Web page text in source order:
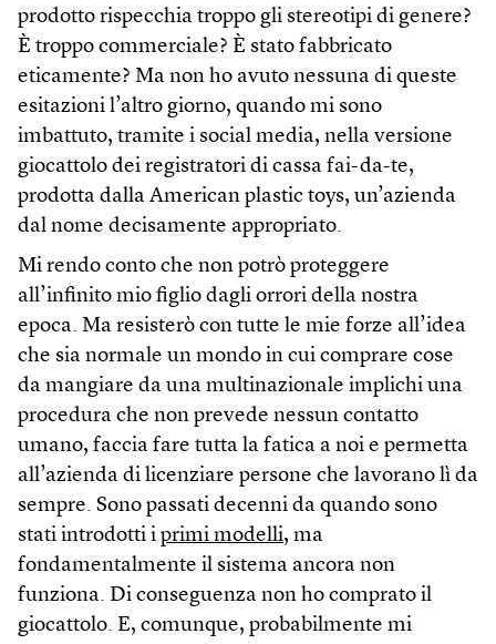
prodotto rispecchia troppo gli stereotipi di genere?
È troppo commerciale? È stato fabbricato
eticamente? Ma non ho avuto nessuna di queste
esitazioni l’altro giorno, quando mi sono
imbattuto, tramite i social media, nella versione
giocattolo dei registratori di cassa fai-da-te,
prodotta dalla American plastic toys, un’azienda
dal nome decisamente appropriato.
Mi rendo conto che non potrò proteggere
all’infinito mio figlio dagli orrori della nostra
epoca. Ma resisterò con tutte le mie forze all’idea
che sia normale un mondo in cui comprare cose
da mangiare da una multinazionale implichi una
procedura che non prevede nessun contatto
umano, faccia fare tutta la fatica a noi e permetta
all’azienda di licenziare persone che lavorano lì da
sempre. Sono passati decenni da quando sono
stati introdotti i primi modelli, ma
fondamentalmente il sistema ancora non
funziona. Di conseguenza non ho comprato il
giocattolo. E, comunque, probabilmente mi